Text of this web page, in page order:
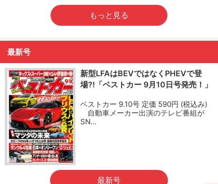
もっと見る
最新号
新型LFAはBEVではなくPHEVで登
場?!「ベストカー 9月10日号発売！」
ベストカー 9.10号 定価 590円 (税込み)
自動車メーカー出演のテレビ番組が
SN…
最新号